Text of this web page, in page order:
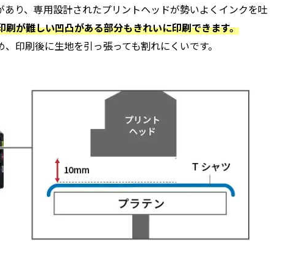
り、専用設計されたプリントヘッドが勢いよくインクを吐
が難しい凹凸がある部分もきれいに印刷できます。
印刷後に生地を引っ張っても割れにくいです。